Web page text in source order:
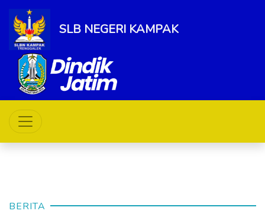
SLB NEGERI KAMPAK
BERITA